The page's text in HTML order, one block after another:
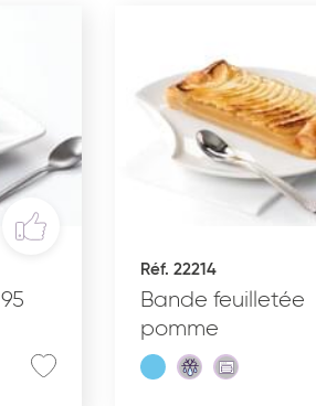
SALÉE
Réf. 22214
Bande feuilletée
pomme